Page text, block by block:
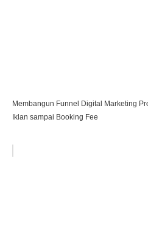
Membangun Funnel Digital Marketing
Iklan sampai Booking Fee